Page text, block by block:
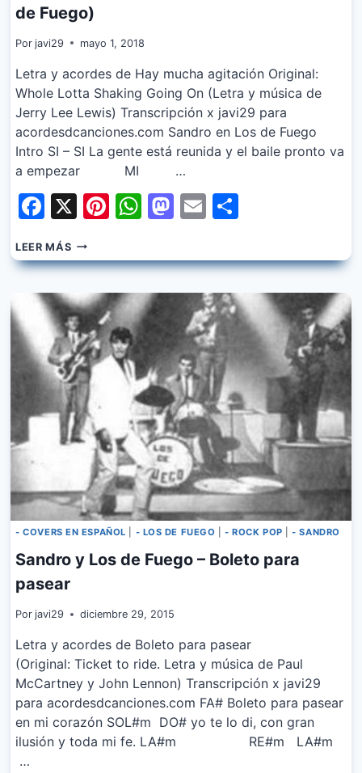
de Fuego)
Por javi29 mayo 1, 2018
Letra y acordes de Hay mucha agitación Original:
Whole Lotta Shaking Going On (Letra y música de
Jerry Lee Lewis) Transcripción x javi29 para
acordesdcanciones.com Sandro en Los de Fuego
Intro SI – SI La gente está reunida y el baile pronto va
a empezar MI …
Facebook
X Pinterest
WhatsApp
Mastodon
Email
LEER MÁSSANDRO
–
HAY
AGITACIÓN
(CON
LOS
DE
FUEGO)
- COVERS EN ESPAÑOL - LOS DE FUEGO |- ROCK POP |- SANDRO
Sandro y Los de Fuego – Boleto para
pasear
Por javi29 diciembre 29, 2015
Letra y acordes de Boleto para pasear
(Original: Ticket to ride. Letra y música de Paul
McCartney y John Lennon) Transcripción x javi29
para acordesdcanciones.com FA# Boleto para pasear
en mi corazón SOL#m DO# yo te lo di, con gran
ilusión y toda mi fe. LA#m RE#m LA#m
…